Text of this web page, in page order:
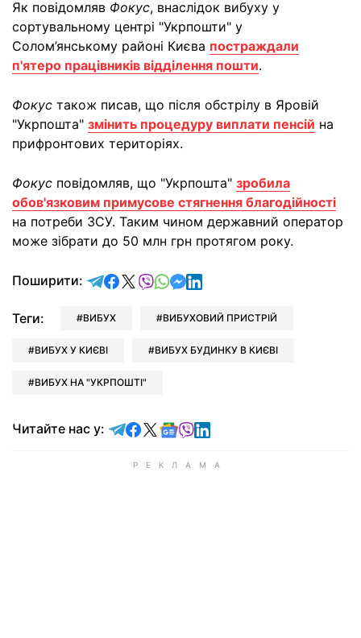
Як повідомляв Фокус, внаслідок вибуху у
сортувальному центрі "Укрпошти" у
Солом’янському районі Києва постраждали
п'ятеро працівників відділення пошти.
Фокус також писав, що після обстрілу в Яровій
"Укрпошта" змінить процедуру виплати пенсій на
прифронтових територіях.
Фокус повідомляв, що "Укрпошта" зробила
обов'язковим примусове стягнення благодійності
на потреби ЗСУ. Таким чином державний оператор
може зібрати до 50 млн грн протягом року.
Поширити: відправити у Telegram
поділитись у Facebook
поділитись у X
відправити у Viber
відправити у Whatsapp
відправити у Messenger
відправити у LinkedIn
Теги: ВИБУХ ВИБУХОВИЙ ПРИСТРІЙ
ВИБУХ У КИЄВІ ВИБУХ БУДИНКУ В КИЄВІ
ВИБУХ НА "УКРПОШТІ"
Читайте нас у: Читайте у Telegram
Читайте у Facebook
Читайте у X
Читайте у Google news
Читайте у Viber
Читайте у LinkedIn